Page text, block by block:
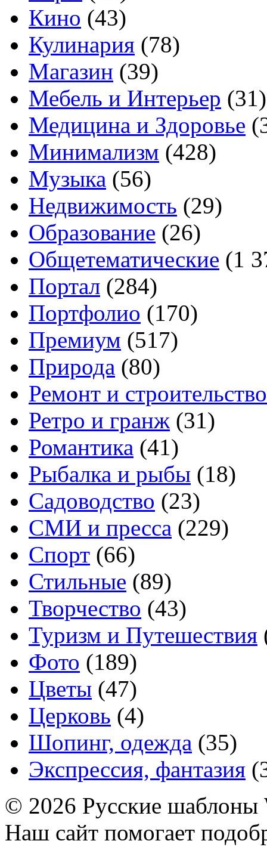
Кино (43)
Кулинария (78)
Магазин (39)
Мебель и Интерьер (31)
Медицина и Здоровье
Минимализм (428)
Музыка (56)
Недвижимость (29)
Образование (26)
Общетематические (1
Портал (284)
Портфолио (170)
Премиум (517)
Природа (80)
Ремонт и строительство
Ретро и гранж (31)
Романтика (41)
Рыбалка и рыбы (18)
Садоводство (23)
СМИ и пресса (229)
Спорт (66)
Стильные (89)
Творчество (43)
Туризм и Путешествия
Фото (189)
Цветы (47)
Церковь (4)
Шопинг, одежда (35)
Экспрессия, фантазия
© 2026 Русские шаблоны
Наш сайт помогает